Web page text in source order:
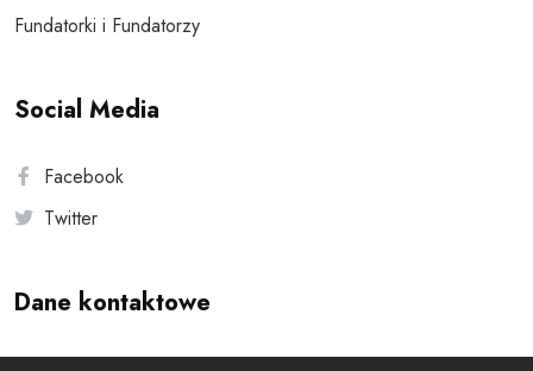
Fundatorki i Fundatorzy
Social Media
Facebook
Twitter
Dane kontaktowe